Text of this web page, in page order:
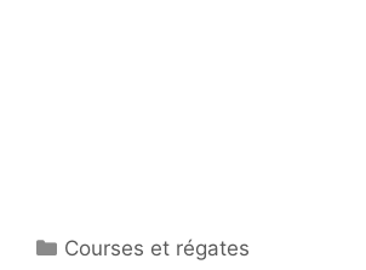
Catégories
Courses et régates